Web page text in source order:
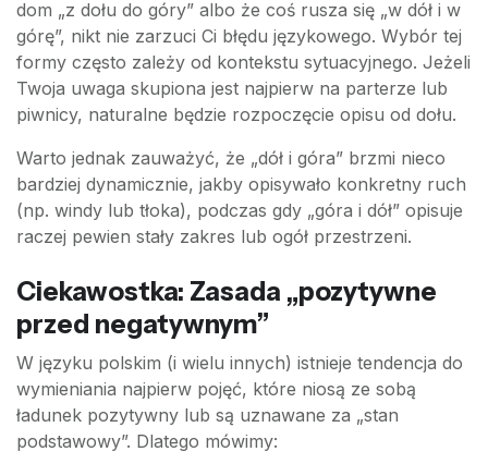
dom „z dołu do góry” albo że coś rusza się „w dół i w
górę”, nikt nie zarzuci Ci błędu językowego. Wybór tej
formy często zależy od kontekstu sytuacyjnego. Jeżeli
Twoja uwaga skupiona jest najpierw na parterze lub
piwnicy, naturalne będzie rozpoczęcie opisu od dołu.
Warto jednak zauważyć, że „dół i góra” brzmi nieco
bardziej dynamicznie, jakby opisywało konkretny ruch
(np. windy lub tłoka), podczas gdy „góra i dół” opisuje
raczej pewien stały zakres lub ogół przestrzeni.
Ciekawostka: Zasada „pozytywne
przed negatywnym”
W języku polskim (i wielu innych) istnieje tendencja do
wymieniania najpierw pojęć, które niosą ze sobą
ładunek pozytywny lub są uznawane za „stan
podstawowy”. Dlatego mówimy: